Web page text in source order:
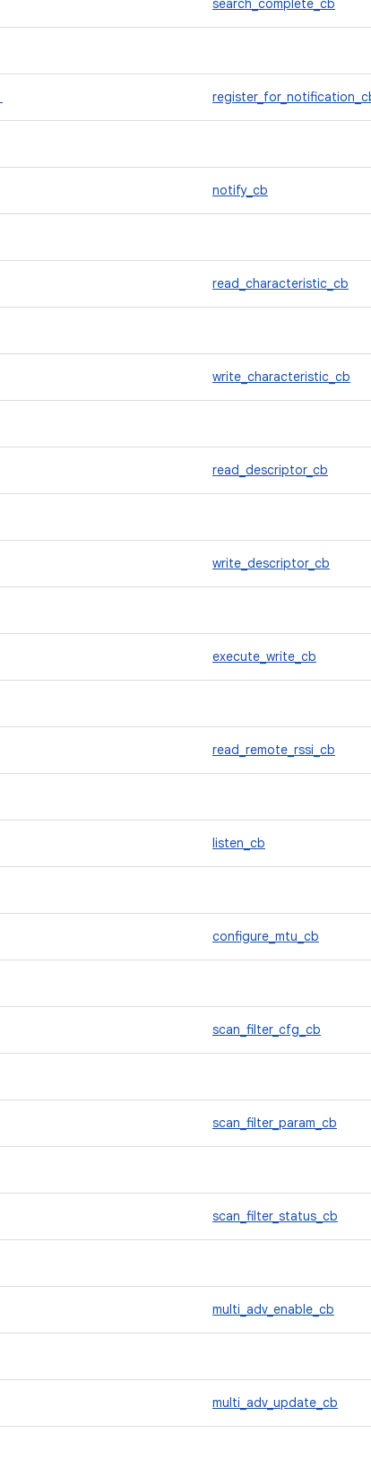
search_complete_cb
notify_cb
read_characteristic_cb
write_characteristic_cb
read_descriptor_cb
write_descriptor_cb
execute_write_cb
read_remote_rssi_cb
listen_cb
configure_mtu_cb
scan_filter_cfg_cb
scan_filter_param_cb
scan_filter_status_cb
multi_adv_enable_cb
multi_adv_update_cb